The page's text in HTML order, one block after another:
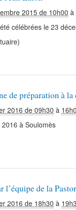
2015 de 10h00 à
célébrées le 23
de préparation à
2016 de 09h30 à
2016 à Soulomès
l’équipe de la
2016 de 18h30 à